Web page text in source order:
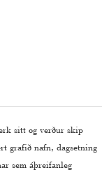
sitt og verður skip
grafið nafn, dagsetning
sem áþreifanleg